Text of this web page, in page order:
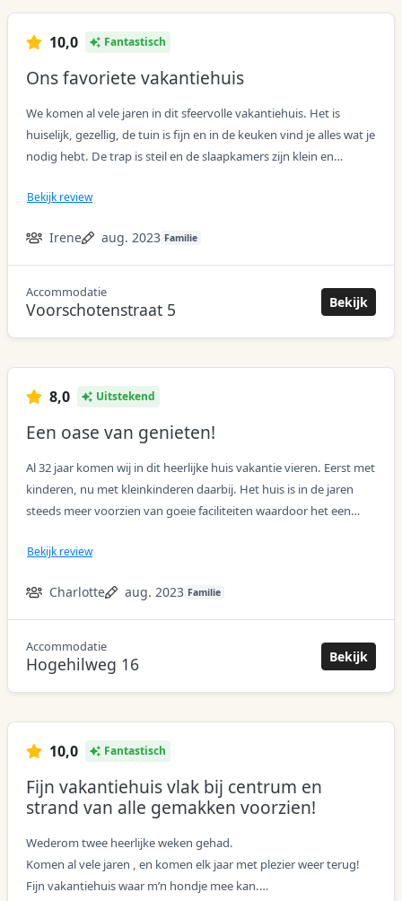
10,0 Fantastisch
Ons favoriete vakantiehuis
We komen al vele jaren in dit sfeervolle vakantiehuis. Het is
huiselijk, gezellig, de tuin is fijn en in de keuken vind je alles wat je
nodig hebt. De trap is steil en de slaapkamers zijn klein en
is het krap boven, maar dat nemen we voor lief. De locatie is
ons favoriete vakantiehuis en wij komen zeker graag terug! Dank
je wel Esther voor al jouw goede zorgen en service, elk jaar weer!
Bekijk review
Irene aug. 2023 Familie
Voorschotenstraat 5
Accommodatie
Bekijk
8,0 Uitstekend
Een oase van genieten!
Al 32 jaar komen wij in dit heerlijke huis vakantie vieren. Eerst met
kinderen, nu met kleinkinderen daarbij. Het huis is in de jaren
steeds meer voorzien van goeie faciliteiten waardoor het een
Home is erg plezierig. Kort lijntje. De tuin is heerlijk voor kinderen
Bekijk review
Charlotte aug. 2023 Familie
Hogehilweg 16
Accommodatie
Bekijk
10,0 Fantastisch
Fijn vakantiehuis vlak bij centrum en
strand van alle gemakken voorzien!
Wederom twee heerlijke weken gehad.
Komen al vele jaren , en komen elk jaar met plezier weer terug!
Fijn vakantiehuis waar m’n hondje mee kan.